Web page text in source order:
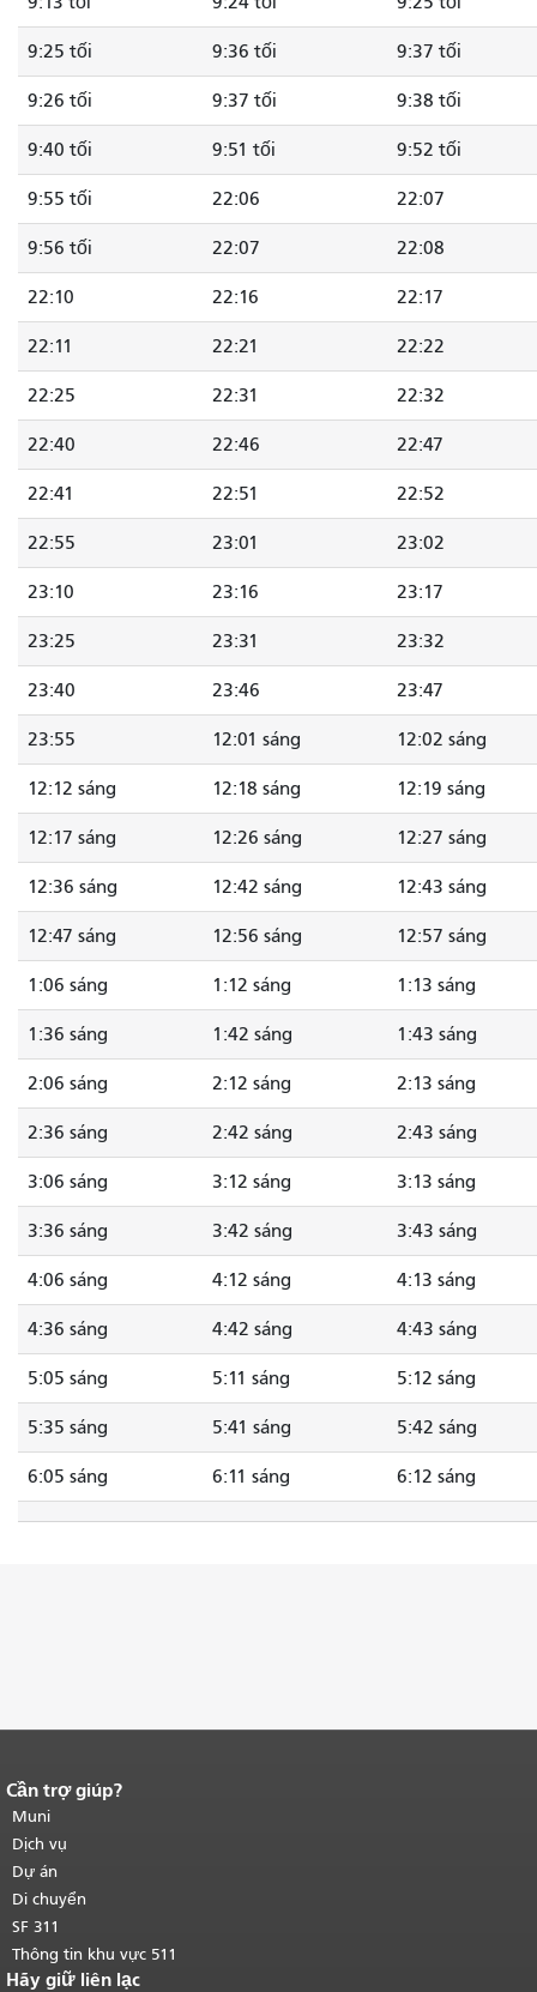
9:25 tối 9:36 tối 9:37 tối
9:26 tối 9:37 tối 9:38 tối
9:40 tối 9:51 tối 9:52 tối
9:55 tối 22:06 22:07
9:56 tối 22:07 22:08
22:10 22:16 22:17
22:11 22:21 22:22
22:25 22:31 22:32
22:40 22:46 22:47
22:41 22:51 22:52
22:55 23:01 23:02
23:10 23:16 23:17
23:25 23:31 23:32
23:40 23:46 23:47
23:55 12:01 sáng 12:02 sáng
12:12 sáng 12:18 sáng 12:19 sáng
12:17 sáng 12:26 sáng 12:27 sáng
12:36 sáng 12:42 sáng 12:43 sáng
12:47 sáng 12:56 sáng 12:57 sáng
1:06 sáng 1:12 sáng 1:13 sáng
1:36 sáng 1:42 sáng 1:43 sáng
2:06 sáng 2:12 sáng 2:13 sáng
2:36 sáng 2:42 sáng 2:43 sáng
3:06 sáng 3:12 sáng 3:13 sáng
3:36 sáng 3:42 sáng 3:43 sáng
4:06 sáng 4:12 sáng 4:13 sáng
4:36 sáng 4:42 sáng 4:43 sáng
5:05 sáng 5:11 sáng 5:12 sáng
5:35 sáng 5:41 sáng 5:42 sáng
6:05 sáng 6:11 sáng 6:12 sáng
Kết thúc nội dung trang.
của trang này được lặp lại trên mọi
trang.Quay lại đầu trang nội dung
chính.
Cần trợ giúp?
Muni
Dịch vụ
Dự án
Di chuyển
SF 311
Thông tin khu vực 511
Hãy giữ liên lạc